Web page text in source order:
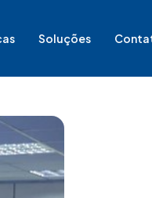
Soluções